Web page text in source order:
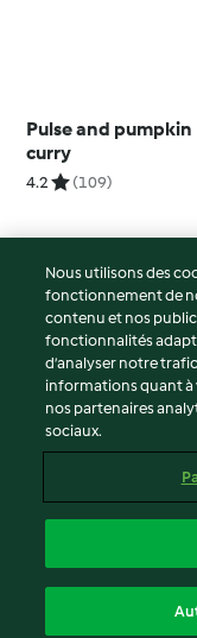
Pulse and pumpkin
curry
4.2 (109)
© Copyright 2026
Conditions
Politique de
Non-responsabilité
Mentions légales
Contenu du rapport
Déclaration
Nous utilisons des
fonctionnement de
contenu et nos
fonctionnalités
d’analyser notre
informations quant à
nos partenaires
sociaux.